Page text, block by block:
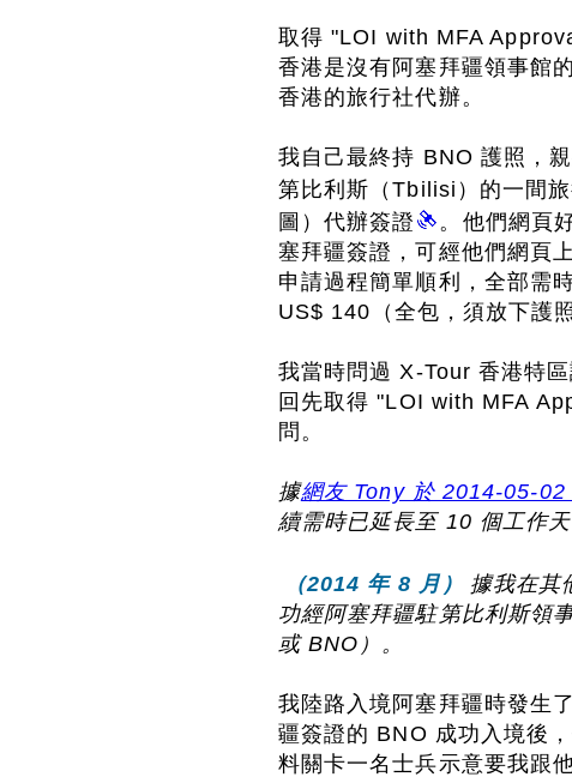
取得 "LOI with MFA
香港是沒有阿塞拜疆領事館
香港的旅行社代辦。
我自己最終持 BNO 護照，
第比利斯（Tbilisi）的一間
圖）代辦簽證
。他們網頁
塞拜疆簽證，可經他們網頁
申請過程簡單順利，全部需
US$ 140（全包，須放下護
我當時問過 X-Tour 香港特
回先取得 "LOI with MFA
問。
據網友 Tony 於 2014-05-
續需時已延長至 10 個工作天
（2014 年 8 月） 據我在其
功經阿塞拜疆駐第比利斯領
或 BNO）。
我陸路入境阿塞拜疆時發生
疆簽證的 BNO 成功入境後
料關卡一名士兵示意要我跟